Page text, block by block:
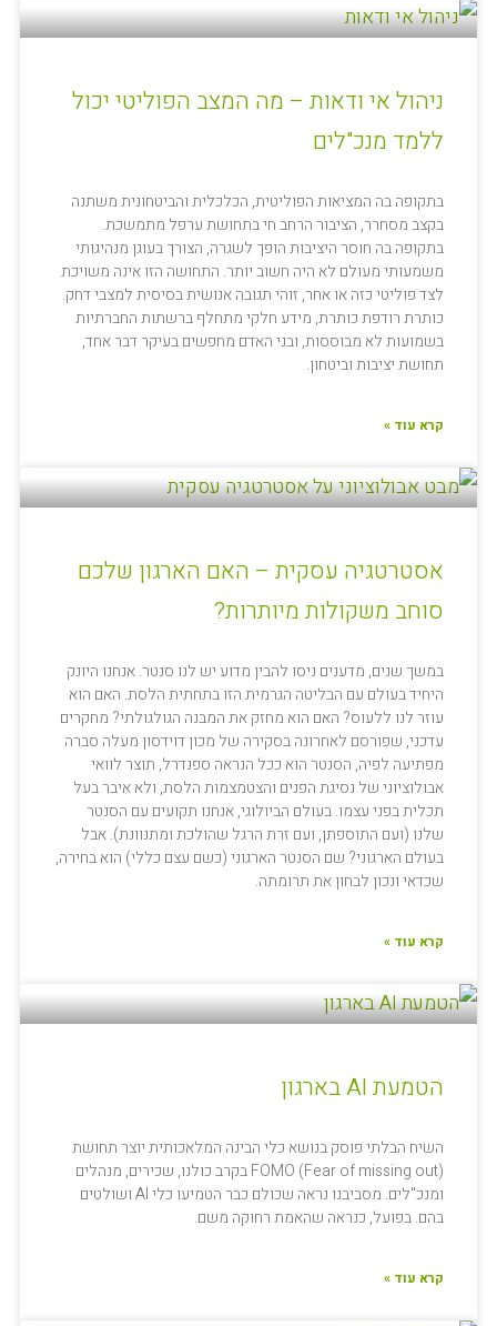
ניהול אי ודאות – מה המצב הפוליטי יכול
ללמד מנכ"לים
בתקופה בה המציאות הפוליטית, הכלכלית והביטחונית משתנה
בקצב מסחרר, הציבור הרחב חי בתחושת ערפל מתמשכת.
בתקופה בה חוסר היציבות הופך לשגרה, הצורך בעוגן מנהיגותי
משמעותי מעולם לא היה חשוב יותר. התחושה הזו אינה משויכת
לצד פוליטי כזה או אחר, זוהי תגובה אנושית בסיסית למצבי דחק.
כותרת רודפת כותרת, מידע חלקי מתחלף ברשתות החברתיות
בשמועות לא מבוססות, ובני האדם מחפשים בעיקר דבר אחד,
תחושת יציבות וביטחון.
קרא עוד »
אסטרטגיה עסקית – האם הארגון שלכם
סוחב משקולות מיותרות?
במשך שנים, מדענים ניסו להבין מדוע יש לנו סנטר. אנחנו היונק
היחיד בעולם עם הבליטה הגרמית הזו בתחתית הלסת. האם הוא
עוזר לנו ללעוס? האם הוא מחזק את המבנה הגולגולתי? מחקרים
עדכני, שפורסם לאחרונה בסקירה של מכון דוידסון מעלה סברה
מפתיעה לפיה, הסנטר הוא ככל הנראה ספנדרל, תוצר לוואי
אבולוציוני של נסיגת הפנים והצטמצמות הלסת, ולא איבר בעל
תכלית בפני עצמו. בעולם הביולוגי, אנחנו תקועים עם הסנטר
שלנו (ועם התוספתן, ועם זרת הרגל שהולכת ומתנוונת). אבל
בעולם הארגוני? שם הסנטר הארגוני (כשם עצם כללי) הוא בחירה,
שכדאי ונכון לבחון את תרומתה.
קרא עוד »
הטמעת AI בארגון
השיח הבלתי פוסק בנושא כלי הבינה המלאכותית יוצר תחושת
FOMO (Fear of missing out) בקרב כולנו, שכירים, מנהלים
ומנכ"לים. מסביבנו נראה שכולם כבר הטמיעו כלי AI ושולטים
בהם. בפועל, כנראה שהאמת רחוקה משם.
קרא עוד »